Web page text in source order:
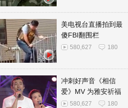
美电视台直播拍到最
傻FBI翻围栏
580,627 180
冲刺好声音《相信
爱》MV 为雅安祈福
580,627 180